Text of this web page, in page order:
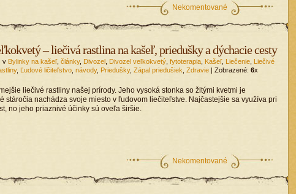
Nekomentované
– liečivá rastlina na kašeľ, priedušky a dýchacie cesty
v Bylinky na kašeľ, články, Divozel Divozel veľkokvetý fytoterapia Kašeľ, Liečenie Liečivé
, Ľudové ličiteľstvo návody, Priedušky, Zápal priedušiek Zdravie | Zobrazené: 6x
liečivé rastliny našej prírody. Jeho vysoká stonka so žltými kvetmi je
stáročia nachádza svoje miesto v ľudovom liečiteľstve. Najčastejšie sa využíva pri
no jeho priaznivé účinky sú oveľa širšie.
Nekomentované